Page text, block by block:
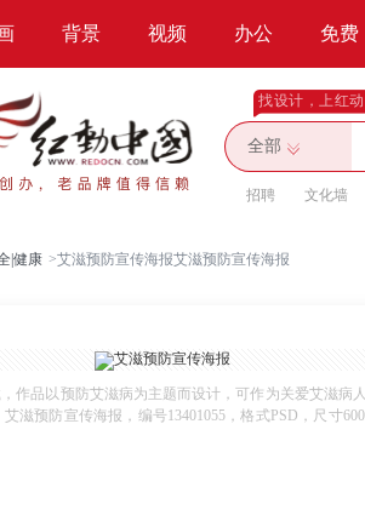
背景 视频 办公 免费
找设计，上红动
全部
招聘 文化墙
|健康 >艾滋预防宣传海报艾滋预防宣传海报
作品以预防艾滋病为主题而设计，可作为关爱艾滋病
滋预防宣传海报，编号13401055，格式PSD，尺寸